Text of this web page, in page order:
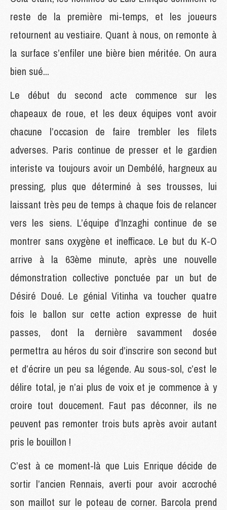
reste de la première mi-temps, et les joueurs
retournent au vestiaire. Quant à nous, on remonte à
la surface s’enfiler une bière bien méritée. On aura
bien sué...
Le début du second acte commence sur les
chapeaux de roue, et les deux équipes vont avoir
chacune l’occasion de faire trembler les filets
adverses. Paris continue de presser et le gardien
interiste va toujours avoir un Dembélé, hargneux au
pressing, plus que déterminé à ses trousses, lui
laissant très peu de temps à chaque fois de relancer
vers les siens. L’équipe d’Inzaghi continue de se
montrer sans oxygène et inefficace. Le but du K-O
arrive à la 63ème minute, après une nouvelle
démonstration collective ponctuée par un but de
Désiré Doué. Le génial Vitinha va toucher quatre
fois le ballon sur cette action expresse de huit
passes, dont la dernière savamment dosée
permettra au héros du soir d’inscrire son second but
et d’écrire un peu sa légende. Au sous-sol, c’est le
délire total, je n’ai plus de voix et je commence à y
croire tout doucement. Faut pas déconner, ils ne
peuvent pas remonter trois buts après avoir autant
pris le bouillon !
C’est à ce moment-là que Luis Enrique décide de
sortir l’ancien Rennais, averti pour avoir accroché
son maillot sur le poteau de corner. Barcola prend